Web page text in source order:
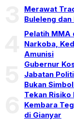
Merawat
Buleleng
Pelatih MMA
Narkoba,
Amunisi
Gubernur
Jabatan
Bukan
Tekan Risiko
Kembara
di Gianyar